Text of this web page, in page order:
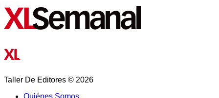
Taller De Editores © 2026
Quiénes Somos